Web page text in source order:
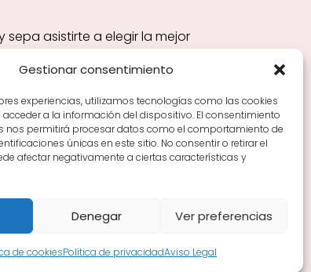
Gestionar consentimiento
experiencias, utilizamos tecnologías como las cookies
a la información del dispositivo. El consentimiento
nos permitirá procesar datos como el comportamiento de
únicas en este sitio. No consentir o retirar el
afectar negativamente a ciertas características y
Denegar Ver preferencias
de cookiesPolítica de privacidadAviso Legal
asistirte a elegir la mejor
de vino por ciudades
Tipos de Rioja y
Vino Rioja para empezar
Zonas de Rioja y